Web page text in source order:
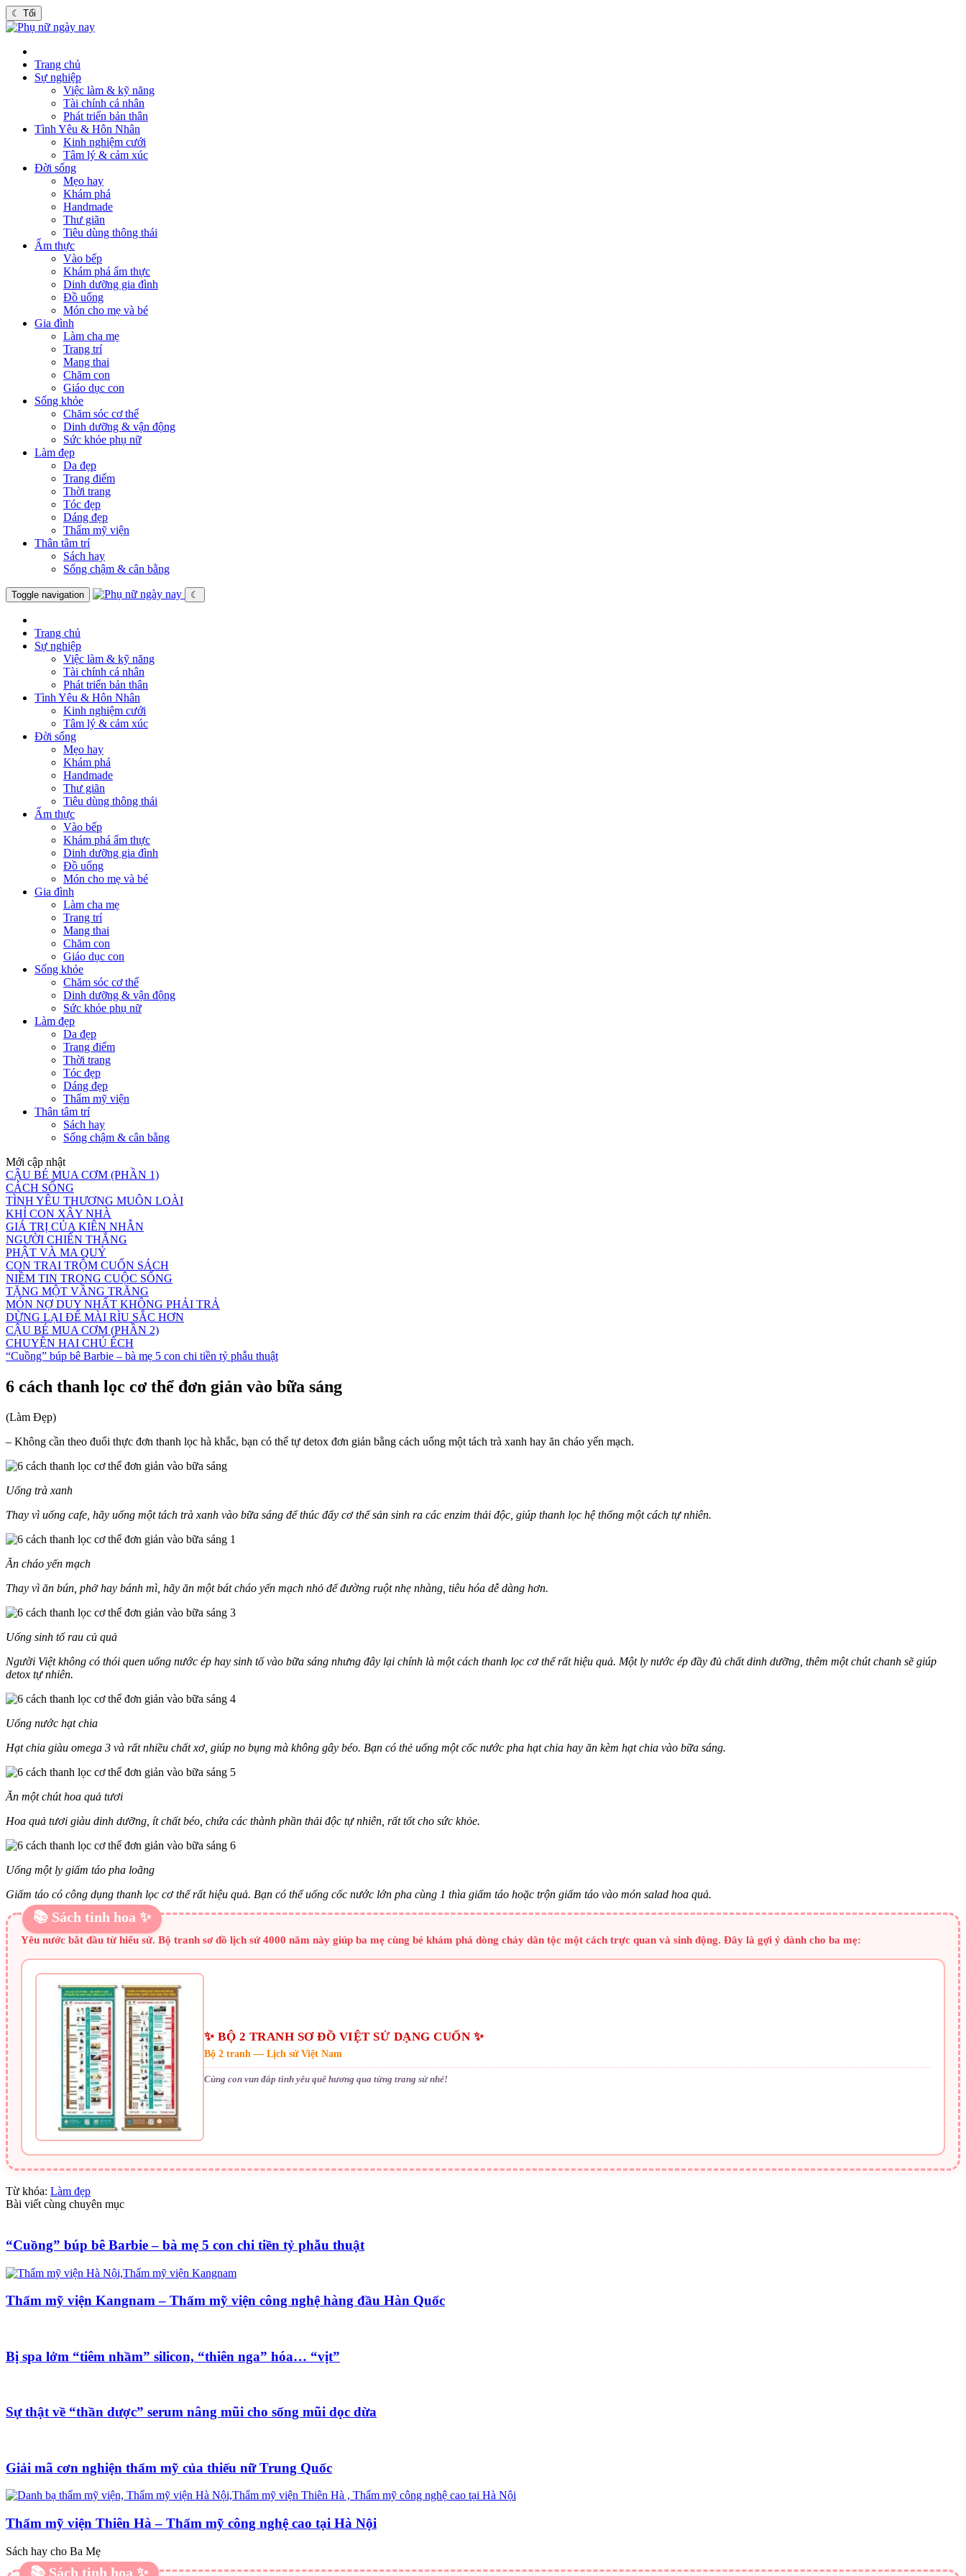
☾ Tối
Trang chủ
Sự nghiệp
Việc làm & kỹ năng
Tài chính cá nhân
Phát triển bản thân
Tình Yêu & Hôn Nhân
Kinh nghiệm cưới
Tâm lý & cảm xúc
Đời sống
Mẹo hay
Khám phá
Handmade
Thư giãn
Tiêu dùng thông thái
Ẩm thực
Vào bếp
Khám phá ẩm thực
Dinh dưỡng gia đình
Đồ uống
Món cho mẹ và bé
Gia đình
Làm cha mẹ
Trang trí
Mang thai
Chăm con
Giáo dục con
Sống khỏe
Chăm sóc cơ thể
Dinh dưỡng & vận động
Sức khỏe phụ nữ
Làm đẹp
Da đẹp
Trang điểm
Thời trang
Tóc đẹp
Dáng đẹp
Thẩm mỹ viện
Thân tâm trí
Sách hay
Sống chậm & cân bằng
Toggle navigation ☾
Trang chủ
Sự nghiệp
Việc làm & kỹ năng
Tài chính cá nhân
Phát triển bản thân
Tình Yêu & Hôn Nhân
Kinh nghiệm cưới
Tâm lý & cảm xúc
Đời sống
Mẹo hay
Khám phá
Handmade
Thư giãn
Tiêu dùng thông thái
Ẩm thực
Vào bếp
Khám phá ẩm thực
Dinh dưỡng gia đình
Đồ uống
Món cho mẹ và bé
Gia đình
Làm cha mẹ
Trang trí
Mang thai
Chăm con
Giáo dục con
Sống khỏe
Chăm sóc cơ thể
Dinh dưỡng & vận động
Sức khỏe phụ nữ
Làm đẹp
Da đẹp
Trang điểm
Thời trang
Tóc đẹp
Dáng đẹp
Thẩm mỹ viện
Thân tâm trí
Sách hay
Sống chậm & cân bằng
Mới cập nhật
CẬU BÉ MUA CƠM (PHẦN 1)
CÁCH SỐNG
TÌNH YÊU THƯƠNG MUÔN LOÀI
KHỈ CON XÂY NHÀ
GIÁ TRỊ CỦA KIÊN NHẪN
NGƯỜI CHIẾN THẮNG
PHẬT VÀ MA QUỶ
CON TRAI TRỘM CUỐN SÁCH
NIỀM TIN TRONG CUỘC SỐNG
TẶNG MỘT VẦNG TRĂNG
MÓN NỢ DUY NHẤT KHÔNG PHẢI TRẢ
DỪNG LẠI ĐỂ MÀI RÌU SẮC HƠN
CẬU BÉ MUA CƠM (PHẦN 2)
CHUYỆN HAI CHÚ ẾCH
“Cuồng” búp bê Barbie – bà mẹ 5 con chi tiền tỷ phẫu thuật
6 cách thanh lọc cơ thể đơn giản vào bữa sáng
(Làm Đẹp)
– Không cần theo đuổi thực đơn thanh lọc hà khắc, bạn có thể tự detox đơn giản bằng cách uống một tách trà xanh hay ăn cháo yến mạch.
Uống trà xanh
Thay vì uống cafe, hãy uống một tách trà xanh vào bữa sáng để thúc đẩy cơ thể sản sinh ra các enzim thải độc, giúp thanh lọc hệ thống một cách tự nhiên.
Ăn cháo yến mạch
Thay vì ăn bún, phở hay bánh mì, hãy ăn một bát cháo yến mạch nhỏ để đường ruột nhẹ nhàng, tiêu hóa dễ dàng hơn.
Uống sinh tố rau củ quả
Người Việt không có thói quen uống nước ép hay sinh tố vào bữa sáng nhưng đây lại chính là một cách thanh lọc cơ thể rất hiệu quả. Một ly nước ép đầy đủ chất dinh dưỡng, thêm một chút chanh sẽ giúp
detox tự nhiên.
Uống nước hạt chia
Hạt chia giàu omega 3 và rất nhiều chất xơ, giúp no bụng mà không gây béo. Bạn có thẻ uống một cốc nước pha hạt chia hay ăn kèm hạt chia vào bữa sáng.
Ăn một chút hoa quả tươi
Hoa quả tươi giàu dinh dưỡng, ít chất béo, chứa các thành phần thải độc tự nhiên, rất tốt cho sức khỏe.
Uống một ly giấm táo pha loãng
Giấm táo có công dụng thanh lọc cơ thể rất hiệu quả. Bạn có thể uống cốc nước lớn pha cùng 1 thìa giấm táo hoặc trộn giấm táo vào món salad hoa quả.
📚 Sách tinh hoa ✨
Yêu nước bắt đầu từ hiểu sử. Bộ tranh sơ đồ lịch sử 4000 năm này giúp ba mẹ cùng bé khám phá dòng chảy dân tộc một cách trực quan và sinh động. Đây là gợi ý dành cho ba mẹ:
✨ BỘ 2 TRANH SƠ ĐỒ VIỆT SỬ DẠNG CUỐN ✨
Bộ 2 tranh — Lịch sử Việt Nam
Cùng con vun đắp tình yêu quê hương qua từng trang sử nhé!
Từ khóa: Làm đẹp
Bài viết cùng chuyên mục
“Cuồng” búp bê Barbie – bà mẹ 5 con chi tiền tỷ phẫu thuật
Thẩm mỹ viện Kangnam – Thẩm mỹ viện công nghệ hàng đầu Hàn Quốc
Bị spa lởm “tiêm nhầm” silicon, “thiên nga” hóa… “vịt”
Sự thật về “thần dược” serum nâng mũi cho sống mũi dọc dừa
Giải mã cơn nghiện thẩm mỹ của thiếu nữ Trung Quốc
Thẩm mỹ viện Thiên Hà – Thẩm mỹ công nghệ cao tại Hà Nội
Sách hay cho Ba Mẹ
📚 Sách tinh hoa ✨